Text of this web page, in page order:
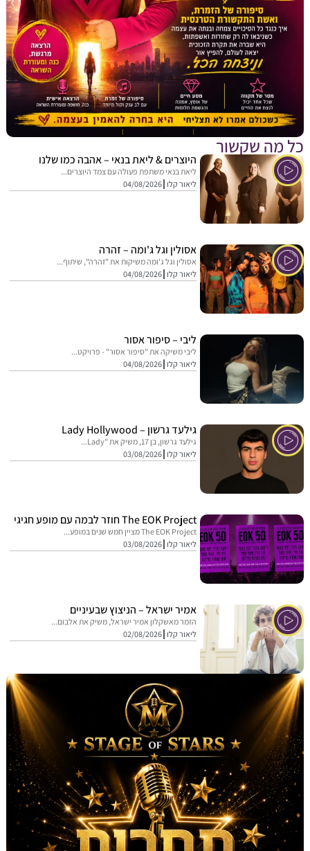
שקשור
היוצרים & ליאת בנאי – אהבה כמו שלנו
ליאת בנאי משתפת פעולה עם צמד היוצרים...
ליאור קלו 04/08/2026
אסולין וגל ג'ומה – זהרה
אסולין וגל ג'ומה משיקות את "זהרה", שיתוף...
ליאור קלו 04/08/2026
ליבי – סיפור אסור
ליבי משיקה את "סיפור אסור" - פרויקט...
ליאור קלו 04/08/2026
גילעד גרשון – Lady Hollywood
גילעד גרשון, בן 17, משיק את "Lady...
ליאור קלו 03/08/2026
The EOK Project חוזר לבמה עם מופע חגיגי
The EOK Project מציין חמש שנים במופע...
ליאור קלו 03/08/2026
אמיר ישראל – הניצוץ שבעיניים
הזמר מאשקלון אמיר ישראל, משיק את אלבום...
ליאור קלו 02/08/2026